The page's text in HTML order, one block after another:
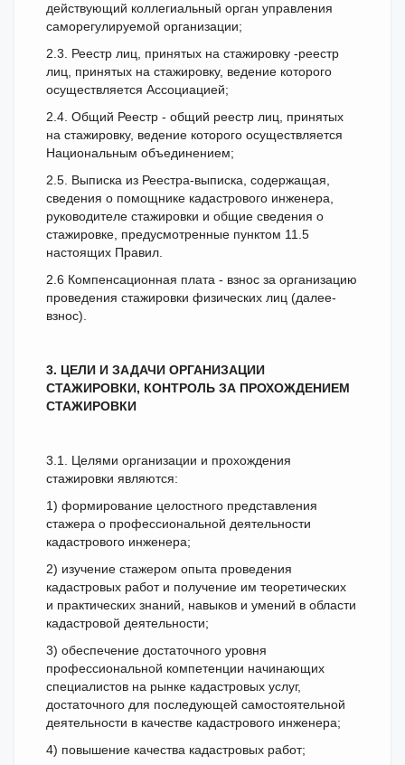
действующий коллегиальный орган управления
саморегулируемой организации;
2.3. Реестр лиц, принятых на стажировку -реестр
лиц, принятых на стажировку, ведение которого
осуществляется Ассоциацией;
2.4. Общий Реестр - общий реестр лиц, принятых
на стажировку, ведение которого осуществляется
Национальным объединением;
2.5. Выписка из Реестра-выписка, содержащая,
сведения о помощнике кадастрового инженера,
руководителе стажировки и общие сведения о
стажировке, предусмотренные пунктом 11.5
настоящих Правил.
2.6 Компенсационная плата - взнос за организацию
проведения стажировки физических лиц (далее-
взнос).
3. ЦЕЛИ И ЗАДАЧИ ОРГАНИЗАЦИИ
СТАЖИРОВКИ, КОНТРОЛЬ ЗА ПРОХОЖДЕНИЕМ
СТАЖИРОВКИ
3.1. Целями организации и прохождения
стажировки являются:
1) формирование целостного представления
стажера о профессиональной деятельности
кадастрового инженера;
2) изучение стажером опыта проведения
кадастровых работ и получение им теоретических
и практических знаний, навыков и умений в области
кадастровой деятельности;
3) обеспечение достаточного уровня
профессиональной компетенции начинающих
специалистов на рынке кадастровых услуг,
достаточного для последующей самостоятельной
деятельности в качестве кадастрового инженера;
4) повышение качества кадастровых работ;